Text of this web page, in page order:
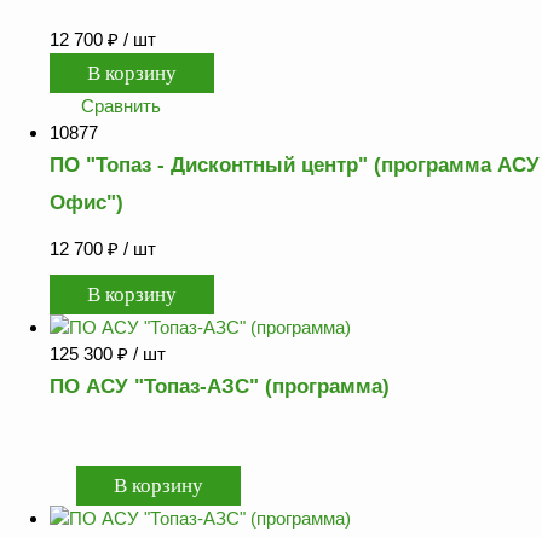
Резервуарное
оборудование
Запорная арматура
Насосы и насосные
агрегаты
Устройства слива и
налива
Счетчики и фильтры
ФЖУ
оборудование
техпластина МБС
Соединительная
арматура
12 700 ₽ / шт
Сравнить
10877
ПО "Топаз - Дисконтный центр" (программа АСУ
Офис")
12 700 ₽ / шт
125 300 ₽ / шт
ПО АСУ "Топаз-АЗС" (программа)